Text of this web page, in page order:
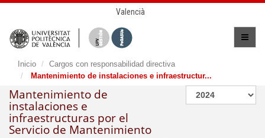
Valencià
Inicio
Cargos con responsabilidad directiva
Mantenimiento de instalaciones e infraestructur...
Mantenimiento de
instalaciones e
infraestructuras por el
Servicio de Mantenimiento